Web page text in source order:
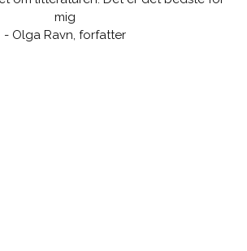
mig
- Olga Ravn, forfatter